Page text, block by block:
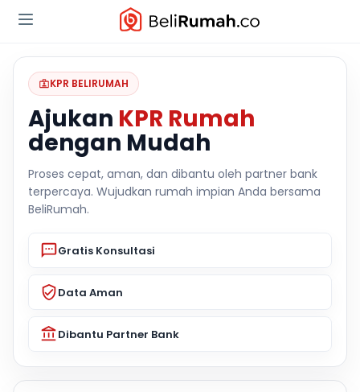
KPR BELIRUMAH
Ajukan KPR Rumah
dengan Mudah
Proses cepat, aman, dan dibantu oleh partner bank
terpercaya. Wujudkan rumah impian Anda bersama
BeliRumah.
Gratis Konsultasi
Data Aman
Dibantu Partner Bank